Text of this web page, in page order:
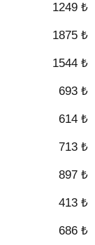
1249 ₺
1875 ₺
1544 ₺
693 ₺
614 ₺
713 ₺
897 ₺
413 ₺
686 ₺